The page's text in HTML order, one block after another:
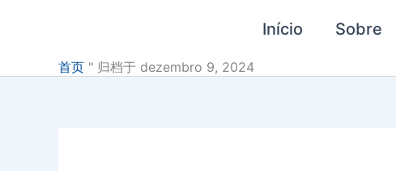
conteúdo
Início Sobre
首页 " 归档于 dezembro 9, 2024